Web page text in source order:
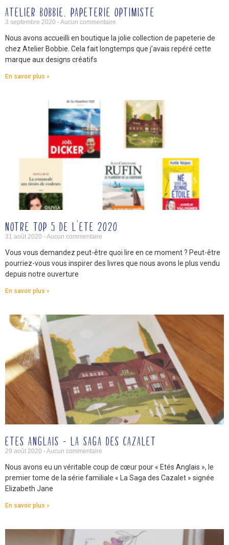
ATELIER BOBBIE, PAPETERIE OPTIMISTE
3 septembre 2020 Aucun commentaire
Nous avons accueilli en boutique la jolie collection de papeterie de
chez Atelier Bobbie. Cela fait longtemps que j’avais repéré cette
marque aux designs créatifs
En savoir plus »
NOTRE TOP 5 DE L’ETE 2020
31 août 2020 Aucun commentaire
Vous vous demandez peut-être quoi lire en ce moment ? Peut-être
pourriez-vous vous inspirer des livres que nous avons le plus vendu
depuis notre ouverture
En savoir plus »
ETES ANGLAIS – LA SAGA DES CAZALET
29 août 2020 Aucun commentaire
Nous avons eu un véritable coup de cœur pour « Etés Anglais », le
premier tome de la série familiale « La Saga des Cazalet » signée
Elizabeth Jane
En savoir plus »